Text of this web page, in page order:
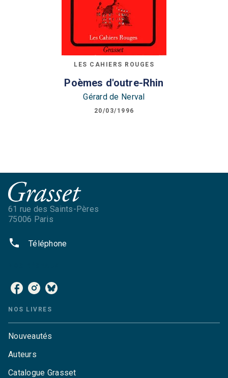
LES CAHIERS ROUGES
Poèmes d'outre-Rhin
Gérard de Nerval
20/03/1996
61 rue des Saints-Pères
75006 Paris
phone Téléphone
NOS LIVRES
Nouveautés
Auteurs
Catalogue Grasset